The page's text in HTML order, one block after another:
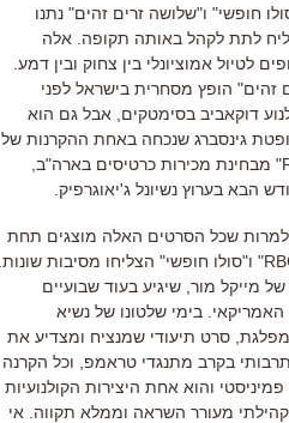
חופשי" ו"שלושה זרים זהים" נתנו
לתת לקהל באותה תקופה
אלה
לטיול אמוציונלי בין צחוק ובין דמע
זהים" הופץ מסחרית בישראל לפני
דוקאביב בסימטקים
אבל גם הוא
גינסברג שנכחה באחת ההקרנות של
" מבחינת מכירות כרטיסים בארה"ב
הבא בערוץ נשיונל ג'יאוגרפיק
שכל הסרטים האלה מוצגים תחת
" ו"סולו חופשי" הצליחו מסיבות שונות
של מייקל מור שיגיע בעוד שבועיים
האמריקאי בימי שלטונו של נשיא
סרט תיעודי שמנציח ומצדיע את
תרבותי בקרב מתנגדי טראמפ
וכל הקרנה
פמיניסטי והוא אחת היצירות הקולנועיות
מעורר השראה וממלא תקווה
אי